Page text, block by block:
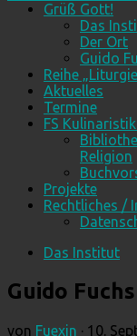
Grüß Gott!
Das
Der Ort
Guido
Reihe
Aktuelles
Termine
FS
Religion
Projekte
Rechtliches /
Das Institut
Guido
von Fuexin · 10.